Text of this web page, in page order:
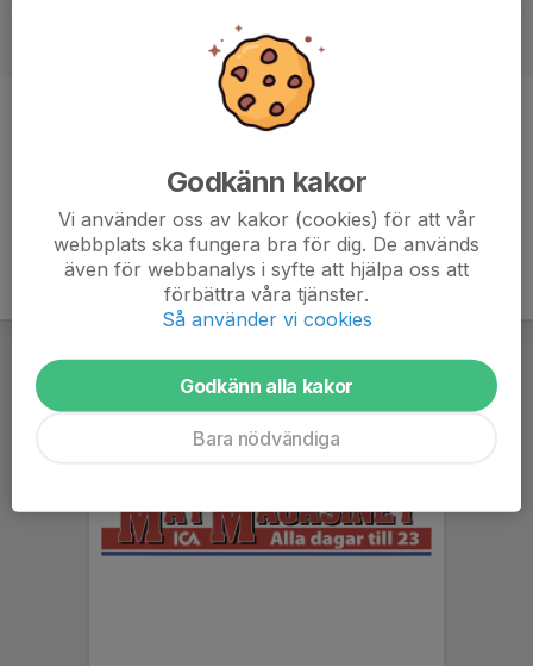
Ledare P14/15
Godkänn kakor
Vi använder oss av kakor (cookies) för att vår
webbplats ska fungera bra för dig. De används
även för webbanalys i syfte att hjälpa oss att
förbättra våra tjänster.
Så använder vi cookies
Godkänn alla kakor
Bara nödvändiga